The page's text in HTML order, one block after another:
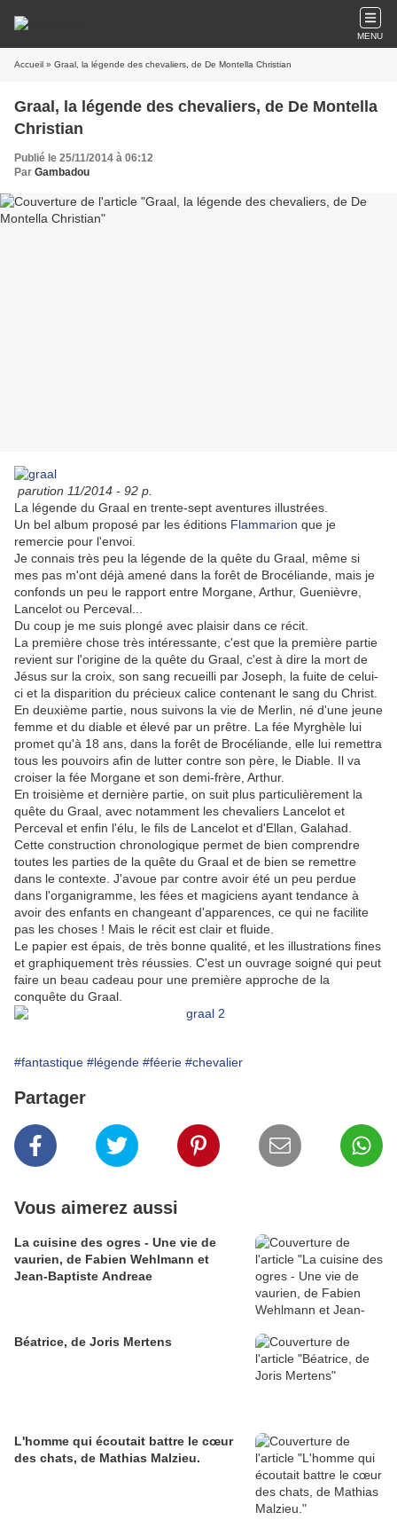
MENU
Accueil » Graal, la légende des chevaliers, de De Montella Christian
Graal, la légende des chevaliers, de De Montella
Christian
Publié le 25/11/2014 à 06:12
Par Gambadou
parution 11/2014 - 92 p.
La légende du Graal en trente-sept aventures illustrées.
Un bel album proposé par les éditions Flammarion que je
remercie pour l'envoi.
Je connais très peu la légende de la quête du Graal, même si
mes pas m'ont déjà amené dans la forêt de Brocéliande, mais je
confonds un peu le rapport entre Morgane, Arthur, Guenièvre,
Lancelot ou Perceval...
Du coup je me suis plongé avec plaisir dans ce récit.
La première chose très intéressante, c'est que la première partie
revient sur l'origine de la quête du Graal, c'est à dire la mort de
Jésus sur la croix, son sang recueilli par Joseph, la fuite de celui-
ci et la disparition du précieux calice contenant le sang du Christ.
En deuxième partie, nous suivons la vie de Merlin, né d'une jeune
femme et du diable et élevé par un prêtre. La fée Myrghèle lui
promet qu'à 18 ans, dans la forêt de Brocéliande, elle lui remettra
tous les pouvoirs afin de lutter contre son père, le Diable. Il va
croiser la fée Morgane et son demi-frère, Arthur.
En troisième et dernière partie, on suit plus particulièrement la
quête du Graal, avec notamment les chevaliers Lancelot et
Perceval et enfin l'élu, le fils de Lancelot et d'Ellan, Galahad.
Cette construction chronologique permet de bien comprendre
toutes les parties de la quête du Graal et de bien se remettre
dans le contexte. J'avoue par contre avoir été un peu perdue
dans l'organigramme, les fées et magiciens ayant tendance à
avoir des enfants en changeant d'apparences, ce qui ne facilite
pas les choses ! Mais le récit est clair et fluide.
Le papier est épais, de très bonne qualité, et les illustrations fines
et graphiquement très réussies. C'est un ouvrage soigné qui peut
faire un beau cadeau pour une première approche de la
conquête du Graal.
#fantastique #légende #féerie #chevalier
Partager
Vous aimerez aussi
La cuisine des ogres - Une vie de
vaurien, de Fabien Wehlmann et
Jean-Baptiste Andreae
Béatrice, de Joris Mertens
L'homme qui écoutait battre le cœur
des chats, de Mathias Malzieu.